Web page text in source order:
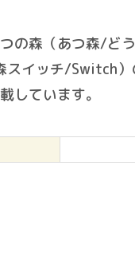
の森（あつ森/ど
スイッチ/Switch）
しています。